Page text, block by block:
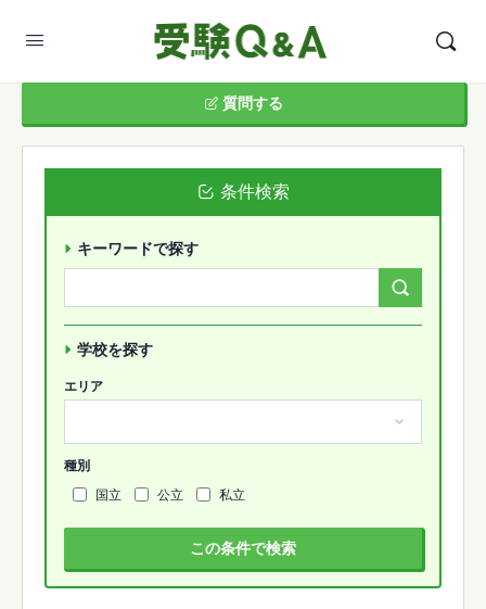
質問する
条件検索
キーワードで探す
学校を探す
エリア
種別
国立
公立 私立
この条件で検索